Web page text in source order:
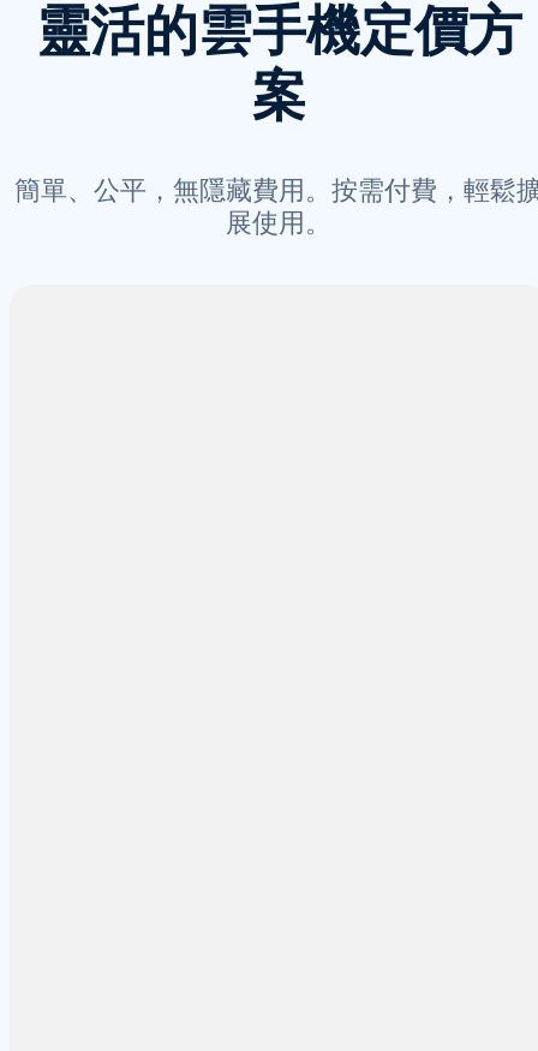
靈活的雲手機定價方
案
簡單、公平，無隱藏費用。按需付費，輕鬆
展使用。